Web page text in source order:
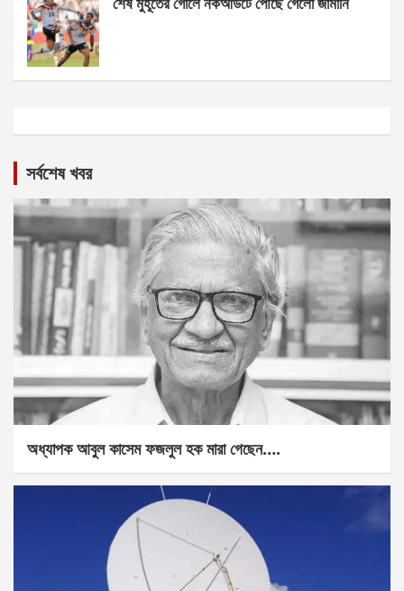
সর্বশেষ খবর
অধ্যাপক আবুল কাসেম ফজলুল হক মারা গেছেন….